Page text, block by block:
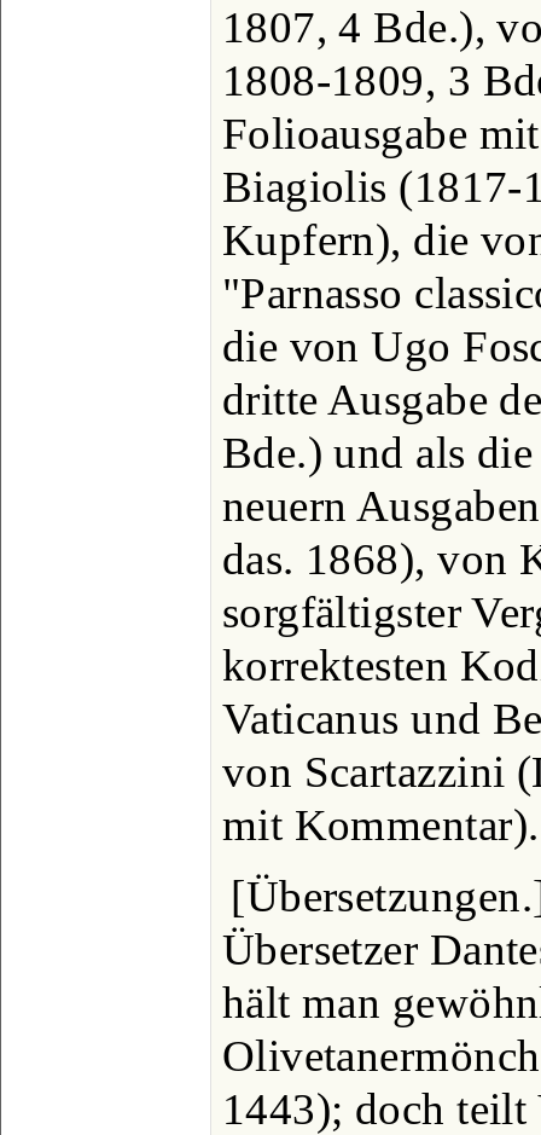
1807, 4 Bde.),
1808-1809, 3
Folioausgabe
Biagiolis (1817-
Kupfern), die
"Parnasso
die von Ugo
dritte Ausgabe
Bde.) und als
neuern
das. 1868), von
sorgfältigster
korrektesten
Vaticanus und
von Scartazzini
mit Kommentar).
Übersetzer
hält man
1443); doch